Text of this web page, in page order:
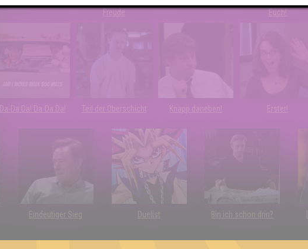
Freude
Euch!
Da-Da Da! Da-Da Da! Teil der Oberschicht Knapp daneben! Erster!
Eindeutiger Sieg Duelist Bin ich schon drin?